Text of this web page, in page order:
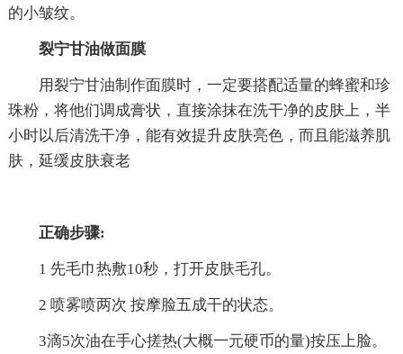
的小皱纹。
裂宁甘油做面膜
用裂宁甘油制作面膜时，一定要搭配适量的蜂蜜和珍
珠粉，将他们调成膏状，直接涂抹在洗干净的皮肤上，半
小时以后清洗干净，能有效提升皮肤亮色，而且能滋养肌
肤，延缓皮肤衰老
正确步骤:
1 先毛巾热敷10秒，打开皮肤毛孔。
2 喷雾喷两次 按摩脸五成干的状态。
3滴5次油在手心搓热(大概一元硬币的量)按压上脸。